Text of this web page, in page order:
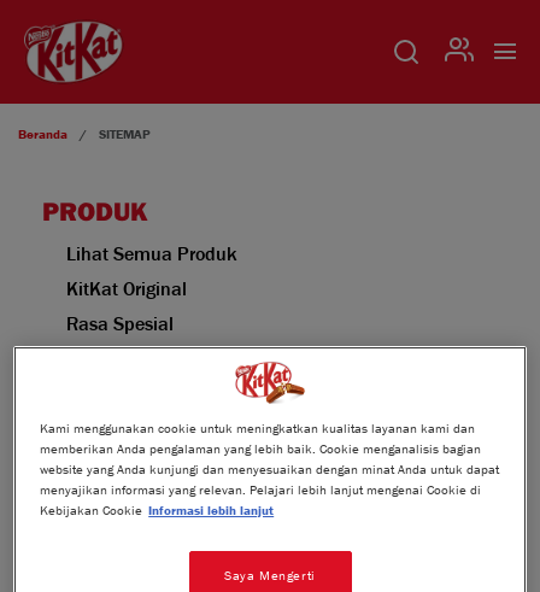
USER
Beranda SITEMAP
PRODUK
Lihat Semua Produk
KitKat Original
Rasa Spesial
Produk untuk Momen Spesial
TENTANG KAMI
Berita Terkini
Sejarah KitKat
RESEP
Resep
Kami menggunakan cookie untuk meningkatkan kualitas layanan kami dan
memberikan Anda pengalaman yang lebih baik. Cookie menganalisis bagian
website yang Anda kunjungi dan menyesuaikan dengan minat Anda untuk dapat
menyajikan informasi yang relevan. Pelajari lebih lanjut mengenai Cookie di
Kebijakan Cookie Informasi lebih lanjut
Saya Mengerti